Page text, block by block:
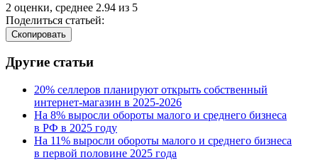
2 оценки, среднее 2.94 из 5
Поделиться статьей:
Cкопировать
Другие статьи
20% селлеров планируют открыть собственный
интернет-магазин в 2025‑2026
На 8% выросли обороты малого и среднего бизнеса
в РФ в 2025 году
На 11% выросли обороты малого и среднего бизнеса
в первой половине 2025 года